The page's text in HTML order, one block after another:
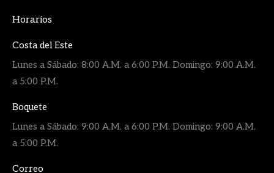
Horarios
Costa del Este
Lunes a Sábado: 8:00 A.M. a 6:00 P.M. Domingo: 9:00 A.M.
a 5:00 P.M.
Boquete
Lunes a Sábado: 9:00 A.M. a 6:00 P.M. Domingo: 9:00 A.M.
a 5:00 P.M.
Correo